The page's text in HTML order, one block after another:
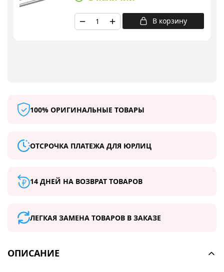
В корзину
100% ОРИГИНАЛЬНЫЕ ТОВАРЫ
ОТСРОЧКА ПЛАТЕЖА ДЛЯ ЮРЛИЦ
14 ДНЕЙ НА ВОЗВРАТ ТОВАРОВ
ЛЕГКАЯ ЗАМЕНА ТОВАРОВ В ЗАКАЗЕ
ОПИСАНИЕ